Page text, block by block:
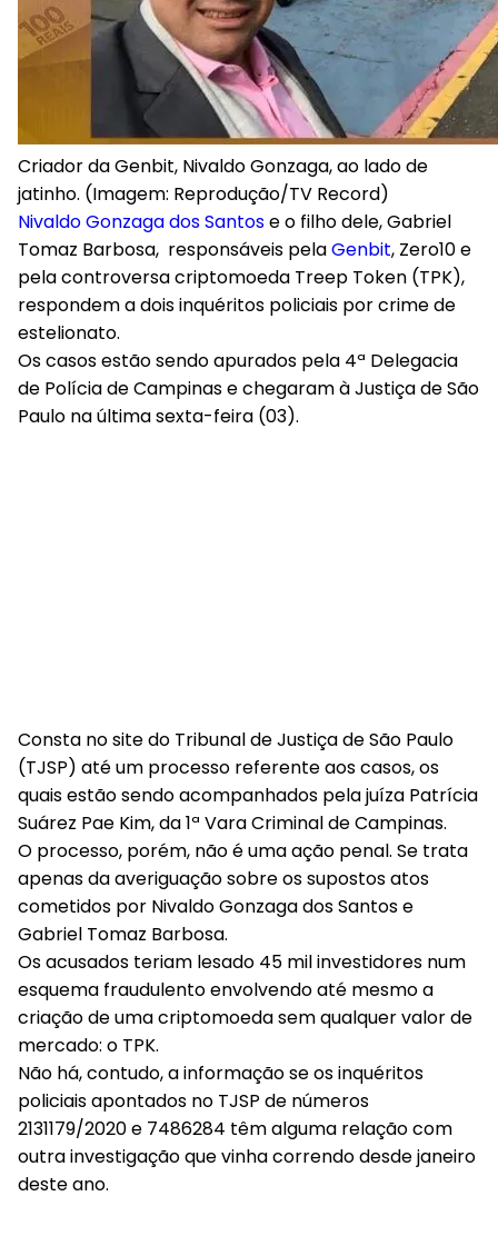
Criador da Genbit, Nivaldo Gonzaga, ao lado de
jatinho. (Imagem: Reprodução/TV Record)
Nivaldo Gonzaga dos Santose o filho dele, Gabriel
Tomaz Barbosa, responsáveis pelaGenbit, Zero10 e
pela controversa criptomoeda Treep Token (TPK),
respondem a dois inquéritos policiais por crime de
estelionato.
Os casos estão sendo apurados pela 4ª Delegacia
de Polícia de Campinas e chegaram à Justiça de São
Paulo na última sexta-feira (03).
Consta no site do Tribunal de Justiça de São Paulo
(TJSP) até um processo referente aos casos, os
quais estão sendo acompanhados pela juíza Patrícia
Suárez Pae Kim, da 1ª Vara Criminal de Campinas.
O processo, porém, não é uma ação penal. Se trata
apenas da averiguação sobre os supostos atos
cometidos por Nivaldo Gonzaga dos Santos e
Gabriel Tomaz Barbosa.
Os acusados teriam lesado 45 mil investidores num
esquema fraudulento envolvendo até mesmo a
criação de uma criptomoeda sem qualquer valor de
mercado: o TPK.
Não há, contudo, a informação se os inquéritos
policiais apontados no TJSP de números
2131179/2020 e 7486284 têm alguma relação com
outra investigação que vinha correndo desde janeiro
deste ano.